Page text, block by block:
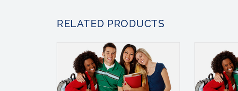
RELATED PRODUCTS